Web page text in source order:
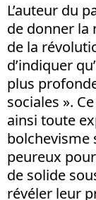
L’auteur du
de donner la
de la
d’indiquer
plus
sociales ».
ainsi toute
bolchevisme
peureux
de solide
révéler leur